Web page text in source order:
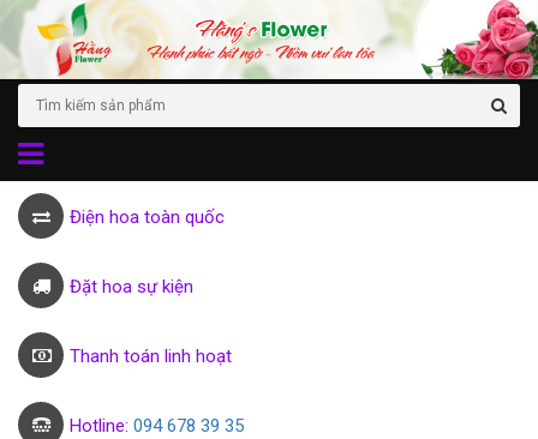
Điện hoa toàn quốc
Đặt hoa sự kiện
Thanh toán linh hoạt
Hotline: 094 678 39 35